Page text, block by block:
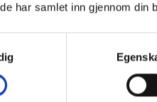
har samlet inn gjennom din